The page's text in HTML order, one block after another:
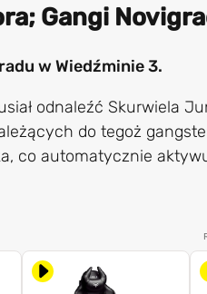
Gangi
w Wiedźminie 3.
odnaleźć Skurwiela
do tegoż
co automatycznie